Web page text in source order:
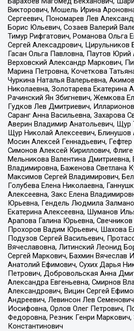
Викторович, Мошель Ирина
Сергеевич, Пономарев Лев
Борис Юльевич, Созаев Валерий
Тимур Рифгатович, Романова Ольга
Сергей Алексадрович, Цирульников
Гасан Ольга Павловна, Паутов Юрий
Верховский Александр Маркович,
Марина Петровна, Кочеткова
Чуркина Наталья Валерьевна,
Николаевна, Золотарева Екатерина
Рачинский Ян Збигневич, Жемкова
Гудков Лев Дмитриевич,
Саранг Анна Васильевна, Захарова
Аверин Владимир Анатольевич, Щур
Щур Николай Алексеевич,
Мосин Алексей Геннадьевич,
Симонов Алексей Кириллович,
Мельникова Валентина Дмитриевна,
Владимировна, Баженова Светлана
Максимов Сергей Владимирович,
Голубева Елена Николаевна,
Алексеевна, Закс Елена
Юрьевна, Гендель Людмила
Екатерина Алексеевна, Шуманов
Арапова Галина Юрьевна,
Прохоров Вадим Юрьевич, Шахова
Подузов Сергей Васильевич,
Вячеславовна, Литинский Леонид
Сергей Маркович, Бахмин Вячеслав
Анатолий Ефимович, Сухих Дарья
Петрович, Добровольская Анна
Александра Евгеньевна, Смирнов
Александрович, Вицин Сергей
Андреевич, Левинсон Лев
Иосифовна, Орлов Олег Петрович,
Федоровна, Резник Генри Маркович,
Константинович